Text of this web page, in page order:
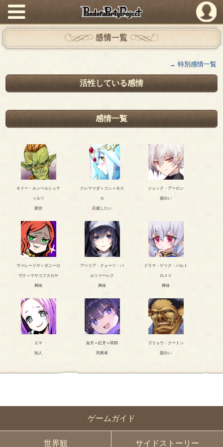
PandoraPartyProject
ゲームガイド
世界観 サイドストーリー
感情一覧
→ 特別感情一覧
活性している感情
感情一覧
キドー・ルンペルシュテ
ィルツ
親切
クレマァダ＝コン＝モス
カ
応援したい
ジェック・アーロン
面白い
ヴァレーリヤ＝ダニーロ
ヴナ＝マヤコフスカヤ
興味
アベリア・クォーツ・バ
ルツァーレク
興味
ドラマ・ゲツク・バルト
ロメイ
興味
エマ
知人
如月＝紅牙＝咲耶
同業者
ゴリョウ・クートン
面白い